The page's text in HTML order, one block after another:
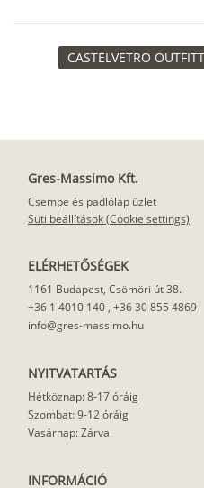
CASTELVETRO
Gres-Massimo Kft.
Csempe és padlólap üzlet
Süti beállítások (Cookie settings)
ELÉRHETŐSÉGEK
1161 Budapest, Csömöri út 38.
+36 1 4010 140 , +36 30 855 4869
info@gres-massimo.hu
NYITVATARTÁS
Hétköznap: 8-17 óráig
Szombat: 9-12 óráig
Vasárnap: Zárva
INFORMÁCIÓ